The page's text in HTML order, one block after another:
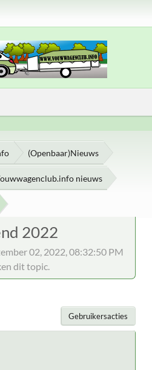
(Openbaar)Nieuws
nieuws
2022
02, 2022, 08:32:50 PM
dit topic.
Gebruikersacties